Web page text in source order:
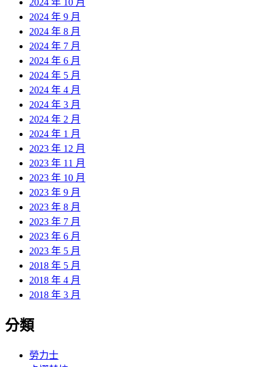
2024 年 10 月
2024 年 9 月
2024 年 8 月
2024 年 7 月
2024 年 6 月
2024 年 5 月
2024 年 4 月
2024 年 3 月
2024 年 2 月
2024 年 1 月
2023 年 12 月
2023 年 11 月
2023 年 10 月
2023 年 9 月
2023 年 8 月
2023 年 7 月
2023 年 6 月
2023 年 5 月
2018 年 5 月
2018 年 4 月
2018 年 3 月
分類
勞力士